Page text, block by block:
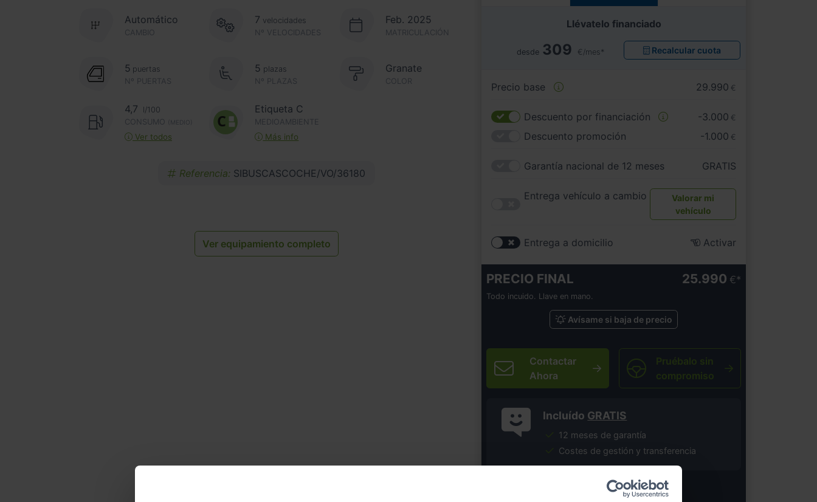
CAMBIO
Automático
Nº VELOCIDADES
7 velocidades Feb. 2025
MATRICULACIÓN
Nº PUERTAS
5 puertas
Nº PLAZAS
5 plazas Granate
COLOR
4,7
l/100
CONSUMO
(MEDIO)
Ver todos
Etiqueta C
MEDIOAMBIENTE
Más info
Referencia: SIBUSCASCOCHE/VO/36180
Ver equipamiento completo
Llévatelo financiado
desde 309 €/mes* Recalcular cuota
Precio base 29.990 €
Descuento por financiación -3.000 €
Descuento promoción -1.000 €
Garantía nacional de 12 meses GRATIS
Entrega vehículo a cambio
Valorar mi
vehículo
Entrega a domicilio Activar
PRECIO FINAL 25.990 €
Todo incuido. Llave en mano.
Avísame si baja de precio
Contactar
Ahora
Pruébalo sin
compromiso
Incluído GRATIS
12 meses de garantía
Costes de gestión y transferencia
* Precio válido salvo error tipográfico.